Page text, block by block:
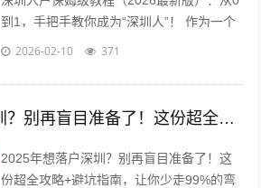
到1，手把手教你成为“深圳人”！ 作为一个
从“深漂”到“新深圳人”的过来人，我深知拿
2026-02-10 371
2025年想落户深圳？别再盲目准备了！这份超全攻略+避坑指南，让你少走99%的弯路
2025年想落户深圳？别再盲目准备了！这
份超全攻略+避坑指南，让你少走99%的弯